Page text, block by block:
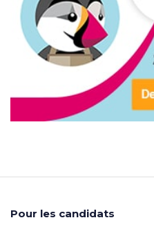
Pour les candidats